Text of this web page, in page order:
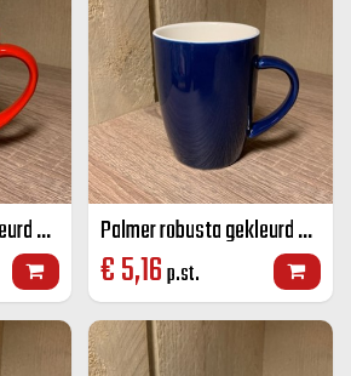
Palmer robusta gekleurd senseo mok rood 18 CL Palmer robusta gekleurd senseo mok blauw 18 CL
€5,16p.st.